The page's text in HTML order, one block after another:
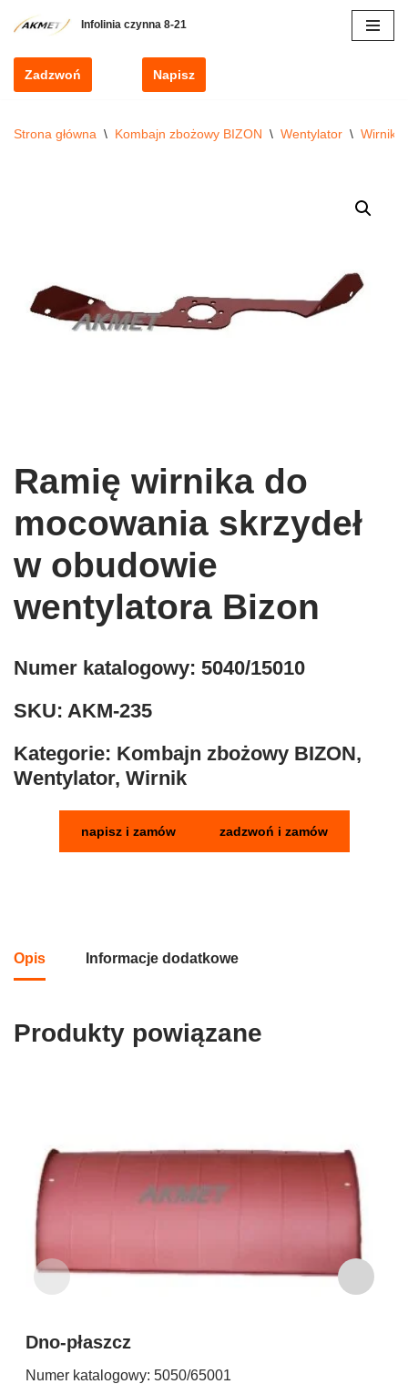
doZadzwoń Napisz
Strona główna \ Kombajn zbożowy BIZON \ Wentylator \ Wirnik
Ramię wirnika do
mocowania skrzydeł
w obudowie
wentylatora Bizon
Numer katalogowy: 5040/15010
SKU: AKM-235
Kategorie: Kombajn zbożowy BIZON,
Wentylator, Wirnik
napisz i zamów zadzwoń i zamów
Opis Informacje dodatkowe
Produkty powiązane
Dno-płaszcz
Numer katalogowy: 5050/65001